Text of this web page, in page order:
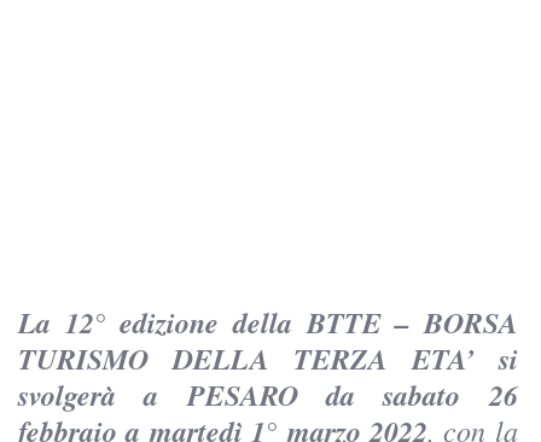
La 12° edizione della BTTE – BORSA
TURISMO DELLA TERZA ETA’ si
svolgerà a PESARO da sabato 26
febbraio a martedì 1° marzo 2022, con la